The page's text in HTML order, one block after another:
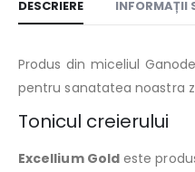
DESCRIERE INFORMAȚII
Produs din miceliul
pentru sanatatea noastra
Tonicul creierului
Excellium Goldeste